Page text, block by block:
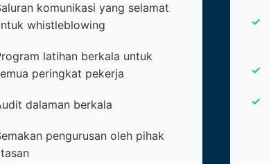
komunikasi yang selamat
whistleblowing
latihan berkala untuk
peringkat pekerja
dalaman berkala
pengurusan oleh pihak